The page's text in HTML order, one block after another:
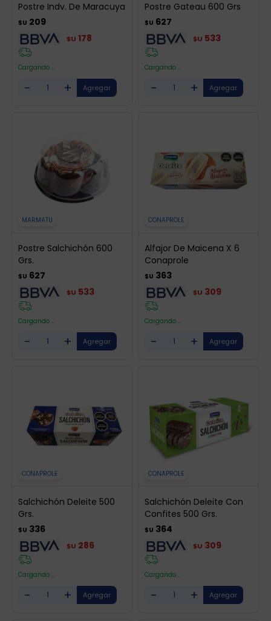
Postre Indv. De Maracuya
$U 209
$U 178
Cargando ...
- +
Postre Gateau 600 Grs
$U 627
$U 533
Cargando ...
- +
MARMATU
Postre Salchichón 600
Grs.
$U 627
$U 533
Cargando ...
- +
CONAPROLE
Alfajor De Maicena X 6
Conaprole
$U 363
$U 309
Cargando ...
- +
CONAPROLE
Salchichón Deleite 500
Grs.
$U 336
$U 286
Cargando ...
- +
CONAPROLE
Salchichón Deleite Con
Confites 500 Grs.
$U 364
$U 309
Cargando ...
- +